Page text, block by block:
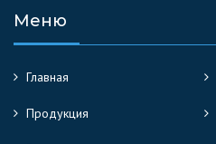
Меню
Главная
Продукция